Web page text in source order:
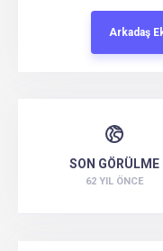
Arkadaş
SON GÖRÜLME
62 YIL ÖNCE